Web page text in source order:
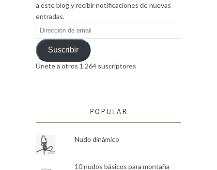
a este blog y recibir notificaciones de nuevas
entradas.
Dirección
de
emailSuscribir
Únete a otros 1.264 suscriptores
POPULAR
Nudo dinámico
10 nudos básicos para montaña